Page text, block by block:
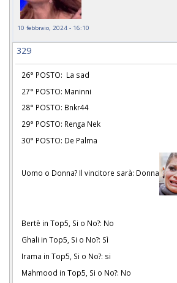
10 febbraio, 2024 - 16:10
329
26° POSTO: La sad
27° POSTO: Maninni
28° POSTO: Bnkr44
29° POSTO: Renga Nek
30° POSTO: De Palma
Uomo o Donna? Il vincitore sarà: Donna
Bertè in Top5, Si o No?: No
Ghali in Top5, Si o No?: Sì
Irama in Top5, Si o No?: si
Mahmood in Top5, Si o No?: No